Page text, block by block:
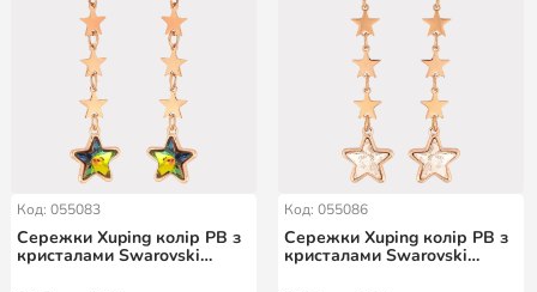
Код: 055083
Сережки Xuping колір РВ з
кристалами Swarovski
Код: 055086
Сережки Xuping колір РВ з
кристалами Swarovski